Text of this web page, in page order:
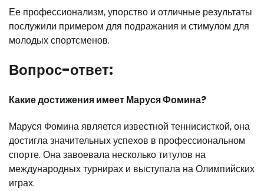
Ее профессионализм, упорство и отличные результаты
послужили примером для подражания и стимулом для
молодых спортсменов.
Вопрос-ответ:
Какие достижения имеет Маруся Фомина?
Маруся Фомина является известной теннисисткой, она
достигла значительных успехов в профессиональном
спорте. Она завоевала несколько титулов на
международных турнирах и выступала на Олимпийских
играх.